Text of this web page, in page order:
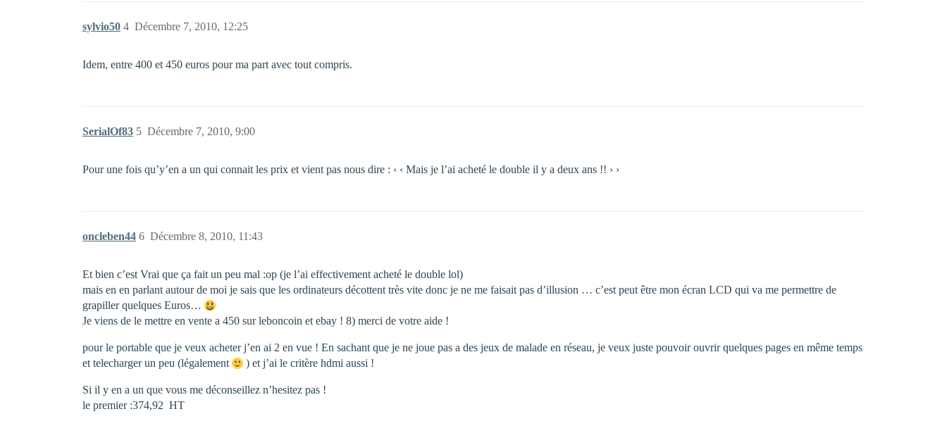
sylvio50 Décembre 7, 2010, 12:25
4
Idem, entre 400 et 450 euros pour ma part avec tout compris.
SerialOf83 Décembre 7, 2010, 9:00
5
Pour une fois qu’y’en a un qui connait les prix et vient pas nous dire : ‹ ‹ Mais je l’ai acheté le double il y a deux ans !! › ›
oncleben44 Décembre 8, 2010, 11:43
6
Et bien c’est Vrai que ça fait un peu mal :op (je l’ai effectivement acheté le double lol)
mais en en parlant autour de moi je sais que les ordinateurs décottent très vite donc je ne me faisait pas d’illusion … c’est peut être mon écran LCD qui va me permettre de
grapiller quelques Euros…
Je viens de le mettre en vente a 450 sur leboncoin et ebay ! 8) merci de votre aide !
pour le portable que je veux acheter j’en ai 2 en vue ! En sachant que je ne joue pas a des jeux de malade en réseau, je veux juste pouvoir ouvrir quelques pages en même temps
et telecharger un peu (légalement
) et j’ai le critère hdmi aussi !
Si il y en a un que vous me déconseillez n’hesitez pas !
le premier :374,92  HT